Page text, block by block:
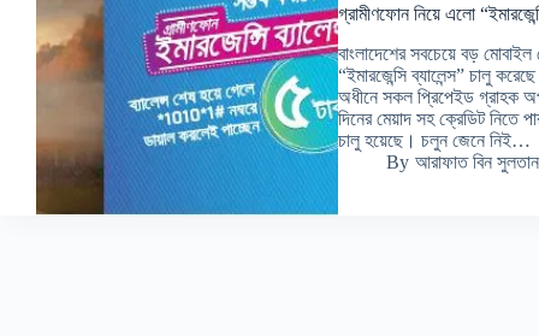
গ্রামীণফোন নিয়ে এলো
বাংলাদেশের সবচেয়ে বড়
“ইমারজেন্সি ব্যালেন্স” চালু
অধীনে সকল প্রিপেইড গ্রাহক
দিনের মেয়াদ সহ ক্রেডিট নিতে
চালু হয়েছে। চলুন জেনে নিই…
By আরাফাত বিন সুলতান